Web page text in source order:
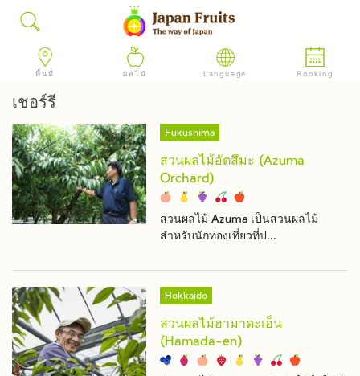
พื้นที่ ผลไม้ Language Booking
เชอร์รี
Fukushima
สวนผลไม้อัตสึมะ (Azuma
Orchard)
สวนผลไม้ Azuma เป็นสวนผลไม้
สำหรับนักท่องเที่ยวที่ป...
Hokkaido
สวนผลไม้ฮามาดะเอ็น
(Hamada-en)